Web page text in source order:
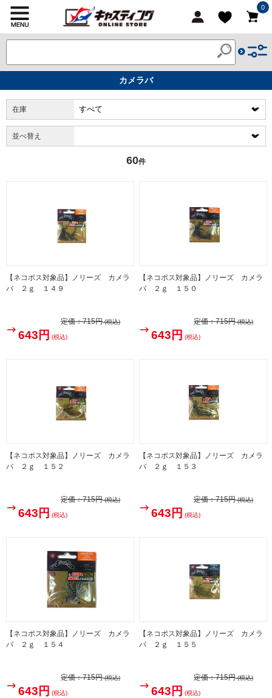
0
カメラバ
在庫
並べ替え
60件
【ネコポス対象品】ノリーズ カメラ
バ ２ｇ １４９
定価：715円(税込)
643円 (税込)
【ネコポス対象品】ノリーズ カメラ
バ ２ｇ １５０
定価：715円(税込)
643円 (税込)
【ネコポス対象品】ノリーズ カメラ
バ ２ｇ １５２
定価：715円(税込)
643円 (税込)
【ネコポス対象品】ノリーズ カメラ
バ ２ｇ １５３
定価：715円(税込)
643円 (税込)
【ネコポス対象品】ノリーズ カメラ
バ ２ｇ １５４
定価：715円(税込)
643円 (税込)
【ネコポス対象品】ノリーズ カメラ
バ ２ｇ １５５
定価：715円(税込)
643円 (税込)